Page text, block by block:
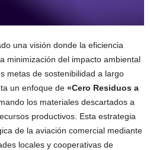
una visión donde la eficiencia
minimización del impacto ambiental
metas de sostenibilidad a largo
un enfoque de «Cero Residuos a
los materiales descartados a
productivos. Esta estrategia
de la aviación comercial mediante
locales y cooperativas de